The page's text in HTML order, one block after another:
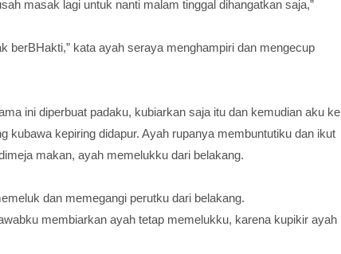
masak lagi untuk nanti malam tinggal dihangatkan saja,”
berBHakti,” kata ayah seraya menghampiri dan mengecup
ini diperbuat padaku, kubiarkan saja itu dan kemudian aku ke
kubawa kepiring didapur. Ayah rupanya membuntutiku dan ikut
makan, ayah memelukku dari belakang.
dan memegangi perutku dari belakang.
membiarkan ayah tetap memelukku, karena kupikir ayah